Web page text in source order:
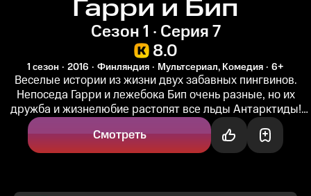
Гарри и Бип
Сезон 1 · Серия 7
8.0
1 сезон 2016 Финляндия Мультсериал, Комедия 6+
Веселые истории из жизни двух забавных пингвинов.
Непоседа Гарри и лежебока Бип очень разные, но их
дружба и жизнелюбие растопят все льды Антарктиды!
Комедийный мультсериал...
Смотреть